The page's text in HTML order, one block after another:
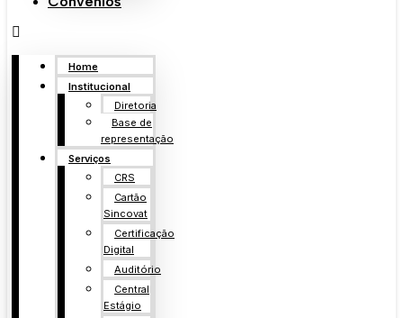
Home
Institucional
Diretoria
Base de
representação
Serviços
CRS
Cartão
Sincovat
Certificação
Digital
Auditório
Central
Estágio